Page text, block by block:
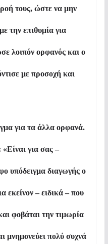
τους, ώστε να μην
την επιθυμία για
λοιπόν ορφανός και ο
με προσοχή και
για τα άλλα ορφανά.
για σας –
υπόδειγμα διαγωγής ο
εκείνον – ειδικά – που
φοβάται την τιμωρία
μνημονεύει πολύ συχνά